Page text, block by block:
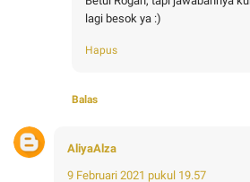
lagi besok ya :)
Hapus
Balas
AliyaAlza
9 Februari 2021 pukul 19.57